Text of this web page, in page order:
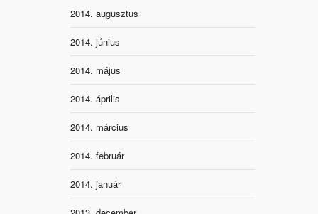
2014. augusztus
2014. június
2014. május
2014. április
2014. március
2014. február
2014. január